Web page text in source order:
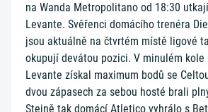
na Wanda Metropolitano od 18:30
Levante. Svěřenci domácího trenéra
jsou aktuálně na čtvrtém místě ligové
okupují devátou pozici. V minulém
Levante získal maximum bodů se
dvou zápasech za sebou hosté brali
Stejně tak domácí Atletico vyhrálo s